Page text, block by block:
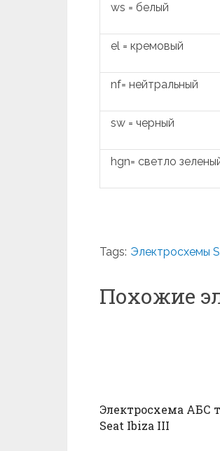
ws = белый
el = кремовый
nf= нейтральный
sw = черный
hgn= светло
Tags: Электросхемы
Похожие
Электросхема АБС
Seat Ibiza III